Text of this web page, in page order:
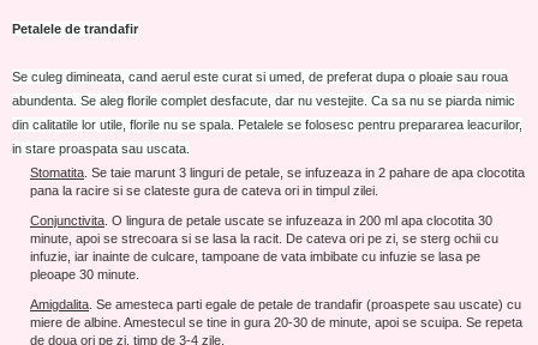
Petalele de trandafir
Se culeg dimineata, cand aerul este curat si umed, de preferat dupa o ploaie sau roua
abundenta. Se aleg florile complet desfacute, dar nu vestejite. Ca sa nu se piarda nimic
din calitatile lor utile, florile nu se spala. Petalele se folosesc pentru prepararea leacurilor,
in stare proaspata sau uscata.
Stomatita . Se taie marunt 3 linguri de petale, se infuzeaza in 2 pahare de apa clocotita
pana la racire si se clateste gura de cateva ori in timpul zilei.
Conjunctivita . O lingura de petale uscate se infuzeaza in 200 ml apa clocotita 30
minute, apoi se strecoara si se lasa la racit. De cateva ori pe zi, se sterg ochii cu
infuzie, iar inainte de culcare, tampoane de vata imbibate cu infuzie se lasa pe
pleoape 30 minute.
Amigdalita . Se amesteca parti egale de petale de trandafir (proaspete sau uscate) cu
miere de albine. Amestecul se tine in gura 20-30 de minute, apoi se scuipa. Se repeta
de doua ori pe zi, timp de 3-4 zile.